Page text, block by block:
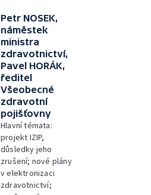
Petr NOSEK,
náměstek
ministra
zdravotnictví,
Pavel HORÁK,
ředitel
Všeobecné
zdravotní
pojišťovny
Hlavní témata:
projekt IZIP,
důsledky jeho
zrušení; nové plány
v elektronizaci
zdravotnictví;